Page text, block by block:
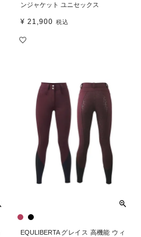
ンジャケット ユニセックス
¥ 21,900 税込
EQULIBERTA グレイス 高機能 ウィ